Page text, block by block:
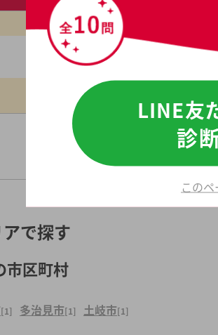
中部 , 岐阜県 , 関市 , 関駅
で探す
市区町村
[1] 多治見市[1] 土岐市[1]
LINE友
診
この